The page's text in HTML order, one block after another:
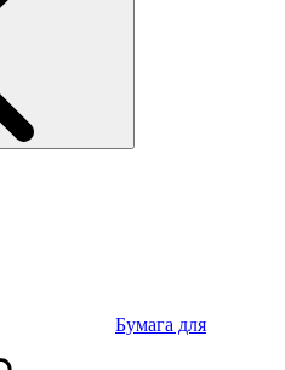
Бумага для